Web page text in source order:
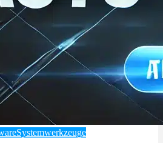
Systemwerkzeuge